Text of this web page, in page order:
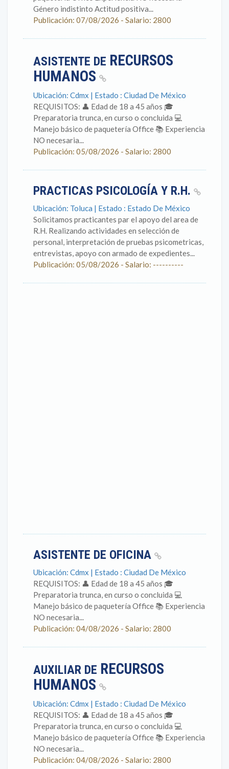
Género indistinto Actitud positiva...
Publicación: 07/08/2026 - Salario: 2800
ASISTENTE DE RECURSOS
HUMANOS
Ubicación: Cdmx | Estado : Ciudad De México
REQUISITOS: 👤 Edad de 18 a 45 años 🎓
Preparatoria trunca, en curso o concluida 💻
Manejo básico de paquetería Office 📚 Experiencia
NO necesaria...
Publicación: 05/08/2026 - Salario: 2800
PRACTICAS PSICOLOGÍA Y R.H.
Ubicación: Toluca | Estado : Estado De México
Solicitamos practicantes par el apoyo del area de
R.H. Realizando actividades en selección de
personal, interpretación de pruebas psicometricas,
entrevistas, apoyo con armado de expedientes...
Publicación: 05/08/2026 - Salario: ----------
ASISTENTE DE OFICINA
Ubicación: Cdmx | Estado : Ciudad De México
REQUISITOS: 👤 Edad de 18 a 45 años 🎓
Preparatoria trunca, en curso o concluida 💻
Manejo básico de paquetería Office 📚 Experiencia
NO necesaria...
Publicación: 04/08/2026 - Salario: 2800
AUXILIAR DE RECURSOS
HUMANOS
Ubicación: Cdmx | Estado : Ciudad De México
REQUISITOS: 👤 Edad de 18 a 45 años 🎓
Preparatoria trunca, en curso o concluida 💻
Manejo básico de paquetería Office 📚 Experiencia
NO necesaria...
Publicación: 04/08/2026 - Salario: 2800